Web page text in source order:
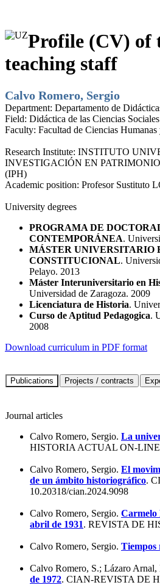
Profile (CV) of
teaching staff
Calvo Romero, Sergio
Department: Departamento de
Field: Didáctica de las Ciencias Sociales
Faculty: Facultad de Ciencias
Research Institute: INSTITUTO
INVESTIGACIÓN EN
(IPH)
Academic position: Profesor Sustituto
University degrees
PROGRAMA DE
CONTEMPORÁNEA.
MÁSTER UNIVERSITARIO
CONSTITUCIONAL.
Pelayo. 2013
Máster Interuniversitario en
Universidad de Zaragoza. 2009
Licenciatura de Historia.
Curso de Aptitud Pedagogica.
2008
Download curriculum in PDF format
Journal articles
Calvo Romero, Sergio. La
HISTORIA ACTUAL ON-
Calvo Romero, Sergio. El
de un ámbito historiográfico.
10.20318/cian.2024.9098
Calvo Romero, Sergio. Carmelo
abril de 1931. REVISTA DE
Calvo Romero, Sergio. Tiempos
Calvo Romero, S.; Lázaro Arnal,
de 1972. CIAN-REVISTA DE